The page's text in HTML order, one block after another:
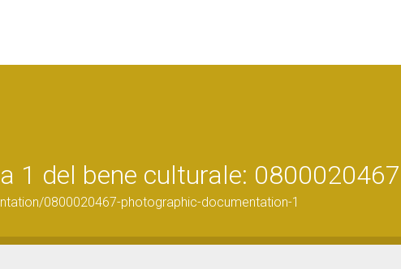
1 del bene culturale: 0800020467
0800020467-photographic-documentation-1